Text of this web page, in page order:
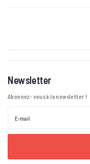
Newsletter
Abonnez- vous à la newsletter !